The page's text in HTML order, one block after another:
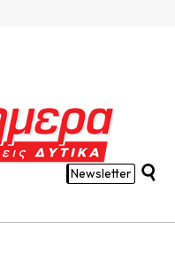
Newsletter